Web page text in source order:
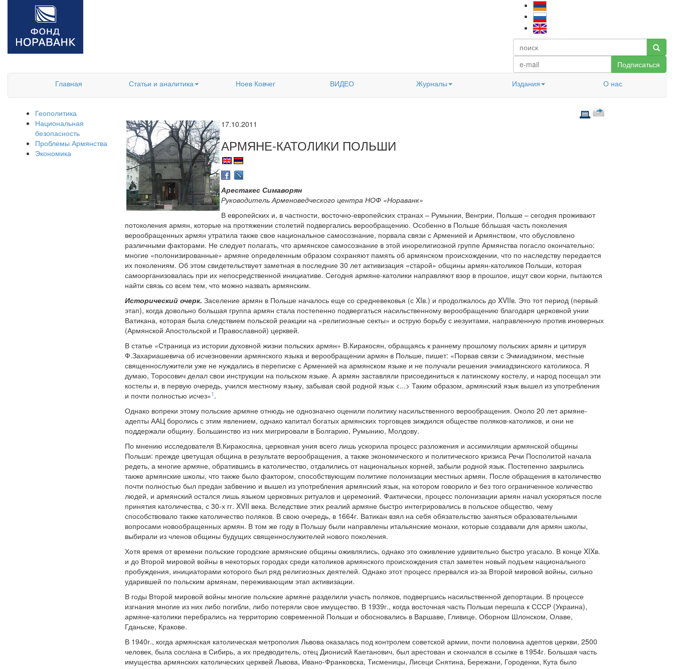
Подписаться
Главная
Статьи и аналитика Ноев Ковчег ВИДЕО Журналы Издания О нас
Геополитика
Национальная
безопасность
Проблемы Армянства
Экономика
17.10.2011
АРМЯНЕ-КАТОЛИКИ ПОЛЬШИ
Арестакес Симаворян
Руководитель Арменоведческого центра НОФ «Нораванк»
В европейских и, в частности, восточно-европейских странах – Румынии, Венгрии, Польше – сегодня проживают
потоколения армян, которые на протяжении столетий подвергались верообращению. Особенно в Польше бóльшая часть поколения
верообращенных армян утратила также свое национальное самосознание, порвала связи с Арменией и Армянством, что обусловлено
различными факторами. Не следует полагать, что армянское самосознание в этой инорелигиозной группе Армянства погасло окончательно:
многие «полонизированные» армяне определенным образом сохраняют память об армянском происхождении, что по наследству передается
их поколениям. Об этом свидетельствует заметная в последние 30 лет активизация «старой» общины армян-католиков Польши, которая
самоорганизовалась при их непосредственной инициативе. Сегодня армяне-католики направляют взор в прошлое, ищут свои корни, пытаются
найти связь со всем тем, что можно назвать армянским.
Исторический очерк. Заселение армян в Польше началось еще со средневековья (с XIв.) и продолжалось до XVIIв. Это тот период (первый
этап), когда довольно большая группа армян стала постепенно подвергаться насильственному верообращению благодаря церковной унии
Ватикана, которая была следствием польской реакции на «религиозные секты» и острую борьбу с иезуитами, направленную против иноверных
(Армянской Апостольской и Православной) церквей.
В статье «Страница из истории духовной жизни польских армян» В.Киракосян, обращаясь к раннему прошлому польских армян и цитируя
Ф.Захариашевича об исчезновении армянского языка и верообращении армян в Польше, пишет: «Порвав связи с Эчмиадзином, местные
священнослужители уже не нуждались в переписке с Арменией на армянском языке и не получали решения эчмиадзинского католикоса. Я
думаю, Торосович делал свои инструкции на польском языке. А армян заставляли присоединиться к латинскому костелу, и народ посещал эти
костелы и, в первую очередь, учился местному языку, забывая свой родной язык <...> Таким образом, армянский язык вышел из употребления
и почти полностью исчез»1 .
Однако вопреки этому польские армяне отнюдь не однозначно оценили политику насильственного верообращения. Около 20 лет армяне-
адепты ААЦ боролись с этим явлением, однако капитал богатых армянских торговцев зиждился обществе поляков-католиков, и они не
поддержали общину. Большинство из них мигрировали в Болгарию, Румынию, Молдову.
По мнению исследователя В.Киракосяна, церковная уния всего лишь ускорила процесс разложения и ассимиляции армянской общины
Польши: прежде цветущая община в результате верообращения, а также экономического и политического кризиса Речи Посполитой начала
редеть, а многие армяне, обратившись в католичество, отдалились от национальных корней, забыли родной язык. Постепенно закрылись
также армянские школы, что также было фактором, способствующим политике полонизации местных армян. После обращения в католичество
почти полностью был предан забвению и вышел из употребления армянский язык, на котором говорило и без того ограниченное количество
людей, и армянский остался лишь языком церковных ритуалов и церемоний. Фактически, процесс полонизации армян начал ускоряться после
принятия католичества, с 30-х гг. XVII века. Вследствие этих реалий армяне быстро интегрировались в польское общество, чему
способствовало также католичество поляков. В свою очередь, в 1664г. Ватикан взял на себя обязательство заняться образовательными
вопросами новообращенных армян. В том же году в Польшу были направлены итальянские монахи, которые создавали для армян школы,
выбирали из членов общины будущих священнослужителей нового поколения.
Хотя время от времени польские городские армянские общины оживлялись, однако это оживление удивительно быстро угасало. В конце XIXв.
и до Второй мировой войны в некоторых городах среди католиков армянского происхождения стал заметен новый подъем национального
пробуждения, инициаторами которого был ряд религиозных деятелей. Однако этот процесс прервался из-за Второй мировой войны, сильно
ударившей по польским армянам, переживающим этап активизации.
В годы Второй мировой войны многие польские армяне разделили участь поляков, подвергшись насильственной депортации. В процессе
изгнания многие из них либо погибли, либо потеряли свое имущество. В 1939г., когда восточная часть Польши перешла к СССР (Украина),
армяне-католики перебрались на территорию современной Польши и обосновались в Варшаве, Гливице, Оборном Шлонском, Олаве,
Гданьске, Кракове.
В 1940г., когда армянская католическая метрополия Львова оказалась под контролем советской армии, почти половина адептов церкви, 2500
человек, была сослана в Сибирь, а их предводитель, отец Дионисий Каетанович, был арестован и скончался в ссылке в 1954г. Большая часть
имущества армянских католических церквей Львова, Ивано-Франковска, Тисменицы, Лисеци Снятина, Бережани, Городенки, Кута было